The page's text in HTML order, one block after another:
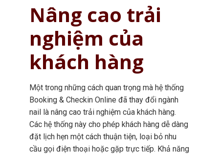
Nâng cao trải
nghiệm của
khách hàng
Một trong những cách quan trọng mà hệ thống
Booking & Checkin Online đã thay đổi ngành
nail là nâng cao trải nghiệm của khách hàng.
Các hệ thống này cho phép khách hàng dễ dàng
đặt lịch hẹn một cách thuận tiện, loại bỏ nhu
cầu gọi điện thoại hoặc gặp trực tiếp. Khả năng